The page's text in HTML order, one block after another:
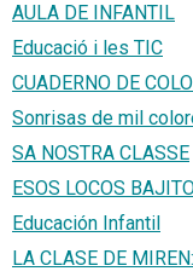
AULA DE INFANTIL
Educació i les TIC
CUADERNO DE
Sonrisas de mil
SA NOSTRA CLASSE
ESOS LOCOS
Educación Infantil
LA CLASE DE